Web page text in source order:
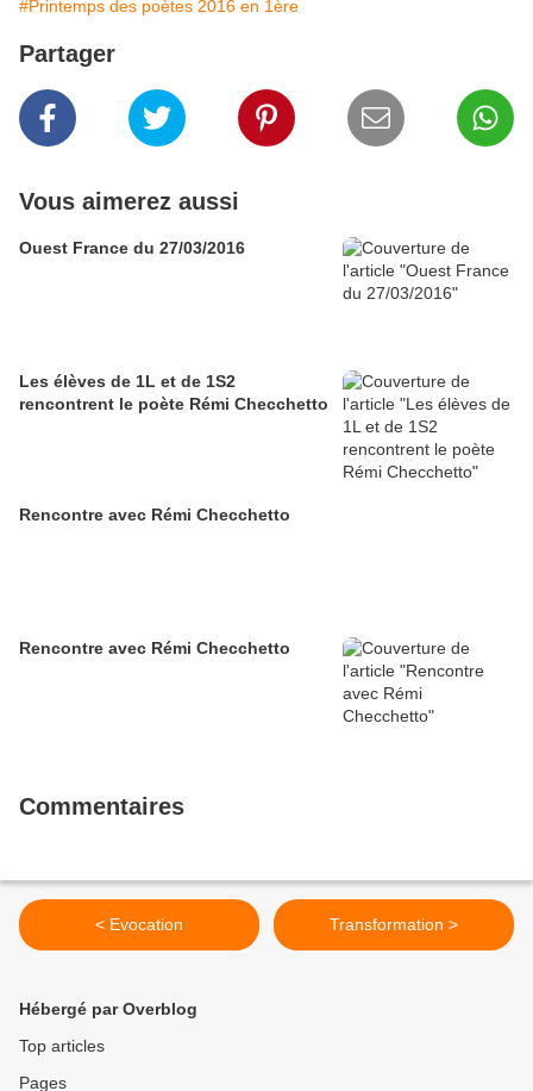
#Printemps des poètes 2016 en 1ère
Partager
Vous aimerez aussi
Ouest France du 27/03/2016
Les élèves de 1L et de 1S2
rencontrent le poète Rémi Checchetto
Rencontre avec Rémi Checchetto
Rencontre avec Rémi Checchetto
Commentaires
< Evocation Transformation >
Hébergé par Overblog
Top articles
Pages